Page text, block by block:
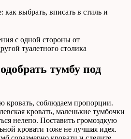
с одной стороны от
туалетного столика
тумбу под
кровать, соблюдаем пропорции.
кровать, маленькие тумбочки
нелепо. Поставить громоздкую
кровати тоже не лучшая идея.